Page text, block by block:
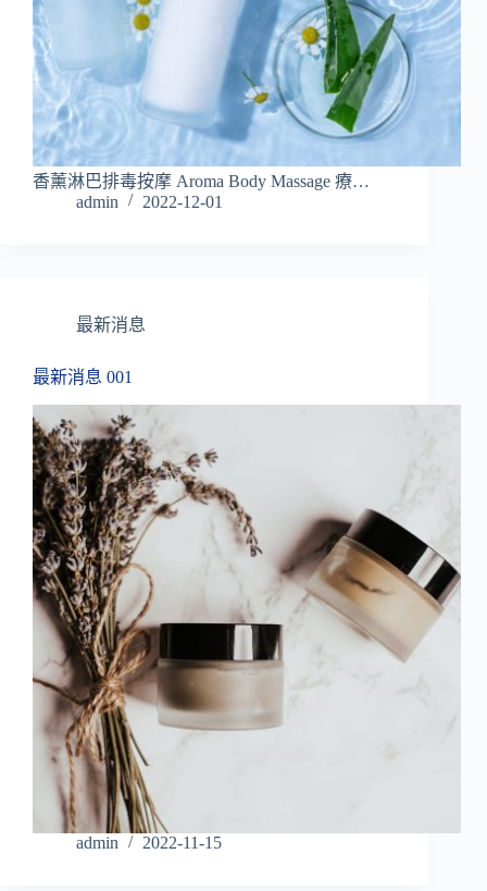
香薰淋巴排毒按摩 Aroma Body Massage 療…
admin
2022-12-01
最新消息
最新消息 001
admin 2022-11-15